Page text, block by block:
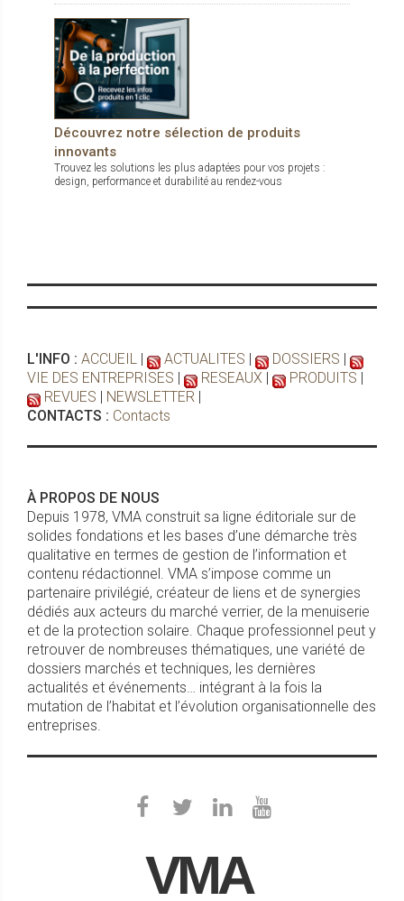
Découvrez notre sélection de produits
innovants
Trouvez les solutions les plus adaptées pour vos projets :
design, performance et durabilité au rendez-vous
L'INFO : ACCUEIL ACTUALITES DOSSIERS
VIE DES ENTREPRISES
RESEAUX PRODUITS
REVUES
NEWSLETTER
CONTACTS : Contacts
À PROPOS DE NOUS
Depuis 1978, VMA construit sa ligne éditoriale sur de
solides fondations et les bases d’une démarche très
qualitative en termes de gestion de l’information et
contenu rédactionnel. VMA s’impose comme un
partenaire privilégié, créateur de liens et de synergies
dédiés aux acteurs du marché verrier, de la menuiserie
et de la protection solaire. Chaque professionnel peut y
retrouver de nombreuses thématiques, une variété de
dossiers marchés et techniques, les dernières
actualités et événements… intégrant à la fois la
mutation de l’habitat et l’évolution organisationnelle des
entreprises.
VMA